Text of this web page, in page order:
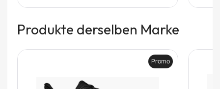
Produkte derselben Marke
Promo